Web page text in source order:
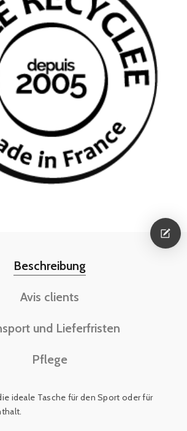
Beschreibung
Avis clients
und Lieferfristen
Pflege
ideale Tasche für den Sport oder für